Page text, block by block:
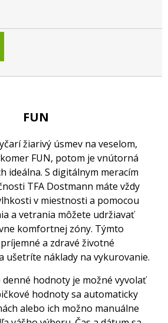
FUN
žiarivý úsmev na veselom,
FUN, potom je vnútorná
ideálna. S digitálnym meracím
TFA Dostmann máte vždy
v miestnosti a pomocou
a vetrania môžete udržiavať
komfortnej zóny. Týmto
a zdravé životné
ušetríte náklady na vykurovanie.
denné hodnoty je možné vyvolať
hodnoty sa automaticky
alebo ich možno manuálne